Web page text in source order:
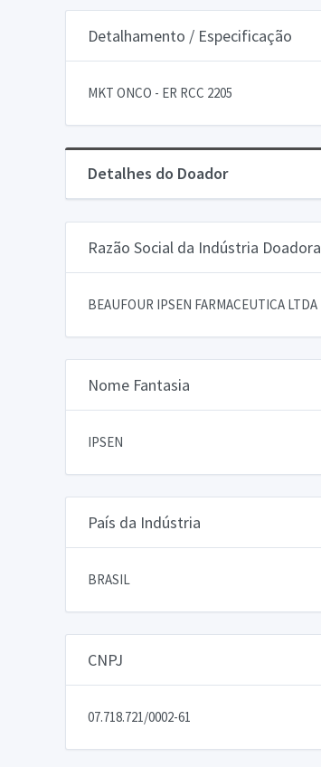
Detalhamento / Especificação
MKT ONCO - ER RCC 2205
Detalhes do Doador
Razão Social da Indústria Doadora
BEAUFOUR IPSEN FARMACEUTICA LTDA
Nome Fantasia
IPSEN
País da Indústria
BRASIL
CNPJ
07.718.721/0002-61